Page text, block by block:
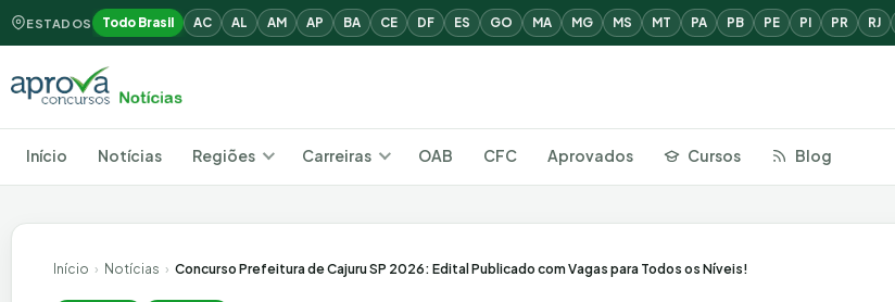
ESTADOS Todo Brasil AC AL AM AP BA CE DF ES GO MA MG MS MT PA PB PE PI PR RJ
Início Notícias Regiões Carreiras OAB CFC Aprovados Cursos Blog
Início › Notícias › Concurso Prefeitura de Cajuru SP 2026: Edital Publicado com Vagas para Todos os Níveis!